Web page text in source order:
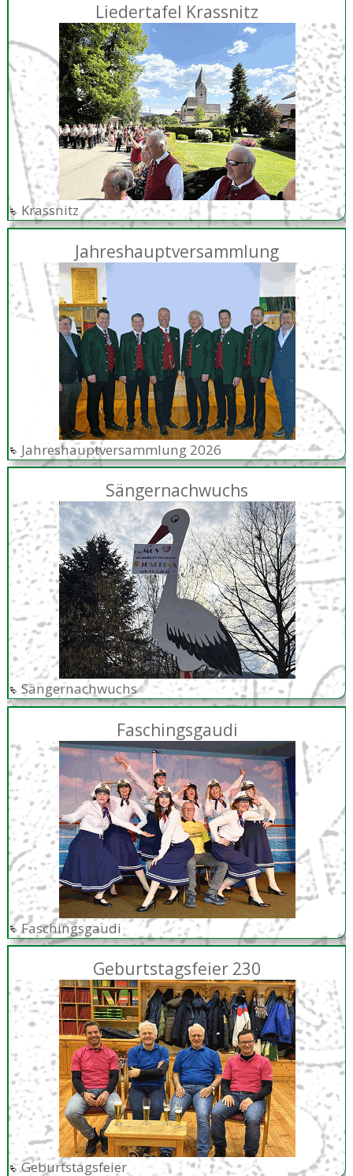
Liedertafel Krassnitz
Krassnitz
Jahreshauptversammlung
Jahreshauptversammlung 2026
Sängernachwuchs
Sängernachwuchs
Faschingsgaudi
Faschingsgaudi
Geburtstagsfeier 230
Geburtstagsfeier